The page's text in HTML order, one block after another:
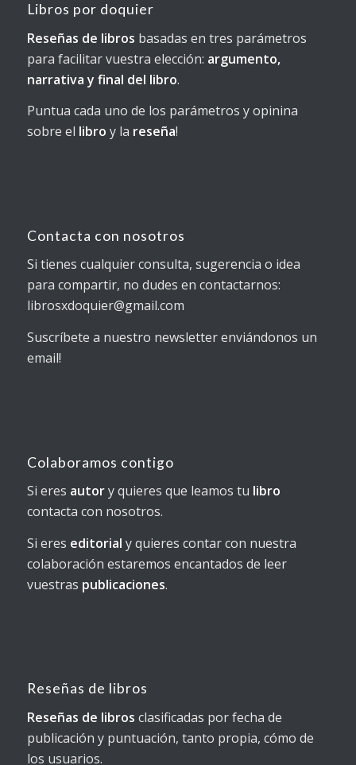
Libros por doquier
Reseñas de libros basadas en tres parámetros
para facilitar vuestra elección: argumento,
narrativa y final del libro.
Puntua cada uno de los parámetros y opinina
sobre el libro y la reseña!
Contacta con nosotros
Si tienes cualquier consulta, sugerencia o idea
para compartir, no dudes en contactarnos:
librosxdoquier@gmail.com
Suscríbete a nuestro newsletter enviándonos un
email!
Colaboramos contigo
Si eres autory quieres que leamos tu libro
contacta con nosotros.
Si eres editorial y quieres contar con nuestra
colaboración estaremos encantados de leer
vuestras publicaciones.
Reseñas de libros
Reseñas de libros clasificadas por fecha de
publicación y puntuación, tanto propia, cómo de
los usuarios.